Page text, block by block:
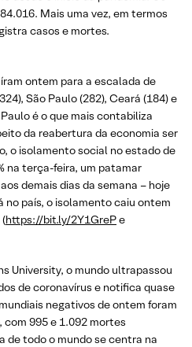
Mais uma vez, em termos
casos e mortes.
ontem para a escalada de
São Paulo (282), Ceará (184) e
é o que mais contabiliza
da reabertura da economia ser
o isolamento social no estado de
na terça-feira, um patamar
demais dias da semana – hoje
no país, o isolamento caiu ontem
https://bit.ly/2Y1GrePe
University, o mundo ultrapassou
de coronavírus e notifica quase
negativos de ontem foram
com 995 e 1.092 mortes
de todo o mundo se centra na